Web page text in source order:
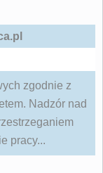
zgodnie z
Nadzór nad
pracy...